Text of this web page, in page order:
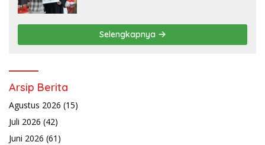
Selengkapnya
Arsip Berita
Agustus 2026 (15)
Juli 2026 (42)
Juni 2026 (61)